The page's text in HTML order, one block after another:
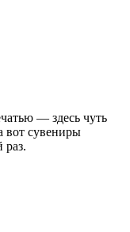
— здесь чуть
вот сувениры
раз.